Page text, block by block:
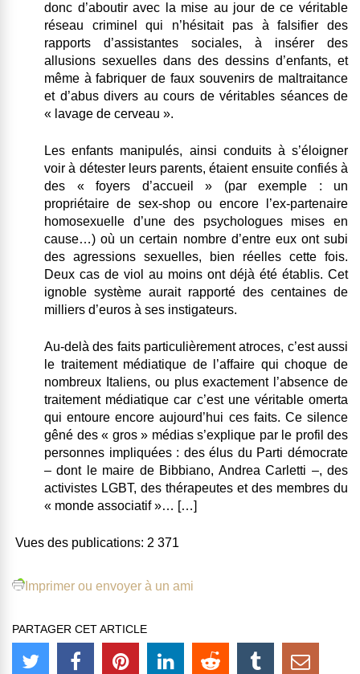
donc d’aboutir avec la mise au jour de ce véritable
réseau criminel
qui n’hésitait pas à falsifier des
rapports d’assistantes sociales, à insérer des
allusions sexuelles dans des dessins d’enfants, et
même à fabriquer de faux souvenirs de maltraitance
et d’abus divers au cours de véritables séances de
« lavage de cerveau ».
Les enfants manipulés, ainsi conduits à s’éloigner
voir à détester leurs parents, étaient ensuite confiés à
des « foyers d’accueil » (par exemple : un
propriétaire de sex-shop ou encore l’ex-partenaire
homosexuelle d’une des psychologues mises en
cause…) où un certain nombre d’entre eux ont subi
des agressions sexuelles, bien réelles cette fois.
Deux cas de viol au moins ont déjà été établis. Cet
ignoble système aurait rapporté des centaines de
milliers d’euros à ses instigateurs.
Au-delà des faits particulièrement atroces, c’est aussi
le traitement médiatique de l’affaire qui choque de
nombreux Italiens, ou plus exactement l’absence de
traitement médiatique car c’est une véritable omerta
qui entoure encore aujourd’hui ces faits. Ce silence
gêné des « gros » médias s’explique par le profil des
personnes impliquées : des élus du Parti démocrate
– dont le maire de Bibbiano, Andrea Carletti –, des
activistes LGBT, des thérapeutes et des membres du
« monde associatif »… […]
Vues des publications: 2 371
Imprimer ou envoyer à un ami
PARTAGER CET ARTICLE